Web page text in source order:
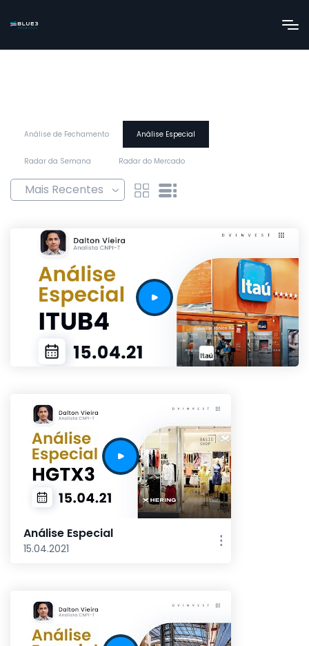
Análise de Fechamento Análise Especial
Radar da Semana Radar do Mercado
Análise Especial
15.04.2021